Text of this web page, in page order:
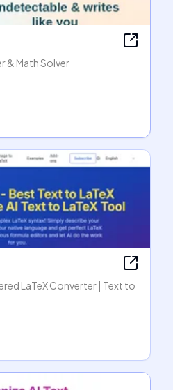
& Math Solver
LaTeX Converter | Text to